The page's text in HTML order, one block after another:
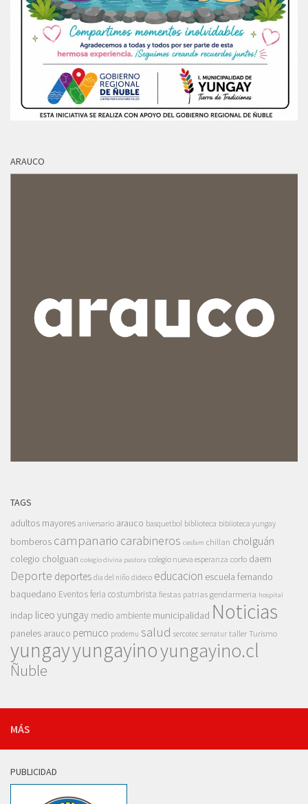
ARAUCO
TAGS
adultos mayores aniversario arauco basquetbol biblioteca biblioteca yungay
bomberos campanario carabineros cesfam chillan cholguán
colegio cholguan colegio divina pastora colegio nueva esperanza corfo daem
Deporte deportes dia del niño dideco educacion escuela fernando
baquedano Eventosferia costumbrista fiestas patrias gendarmeria hospital
indap liceo yungay medio ambiente municipalidad Noticias
paneles arauco pemuco prodemu salud sercotec sernatur taller Turismo
yungayyungayinoyungayino.cl
Ñuble
MÁS
PUBLICIDAD